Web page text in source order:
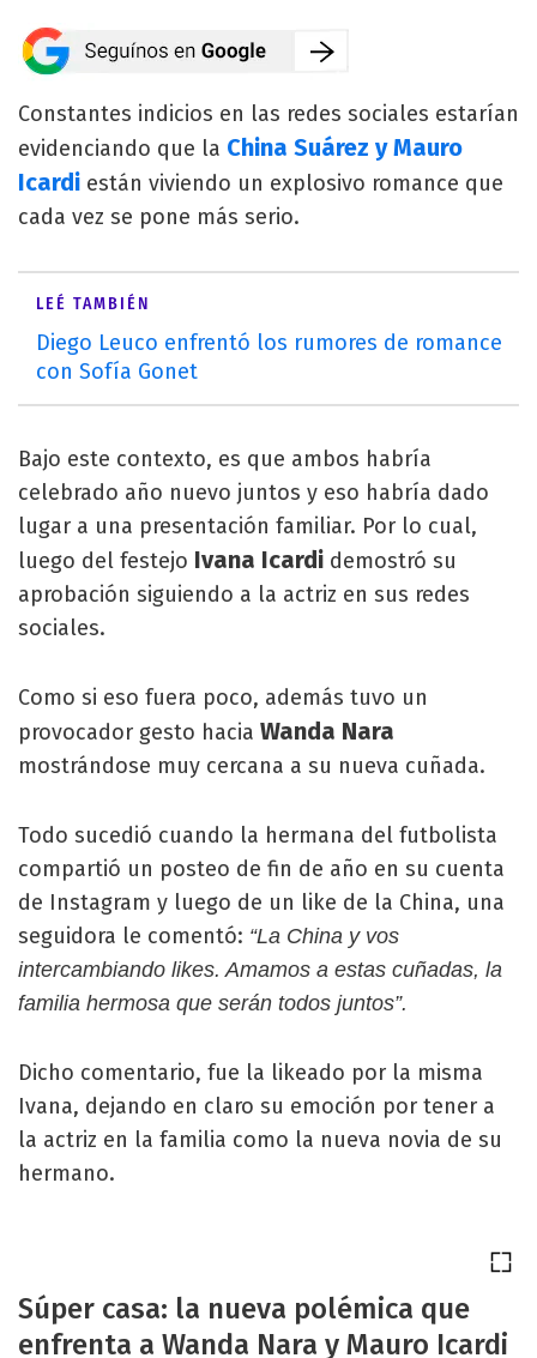
Constantes indicios en las redes sociales estarían
evidenciando que la China Suárez y Mauro
Icardi están viviendo un explosivo romance que
cada vez se pone más serio.
LEÉ TAMBIÉN
Diego Leuco enfrentó los rumores de romance
con Sofía Gonet
Bajo este contexto, es que ambos habría
celebrado año nuevo juntos y eso habría dado
lugar a una presentación familiar. Por lo cual,
luego del festejo Ivana Icardi demostró su
aprobación siguiendo a la actriz en sus redes
sociales.
Como si eso fuera poco, además tuvo un
provocador gesto hacia Wanda Nara
mostrándose muy cercana a su nueva cuñada.
Todo sucedió cuando la hermana del futbolista
compartió un posteo de fin de año en su cuenta
de Instagram y luego de un like de la China, una
seguidora le comentó: “La China y vos
intercambiando likes. Amamos a estas cuñadas, la
familia hermosa que serán todos juntos”.
Dicho comentario, fue la likeado por la misma
Ivana, dejando en claro su emoción por tener a
la actriz en la familia como la nueva novia de su
hermano.
Súper casa: la nueva polémica que
enfrenta a Wanda Nara y Mauro Icardi